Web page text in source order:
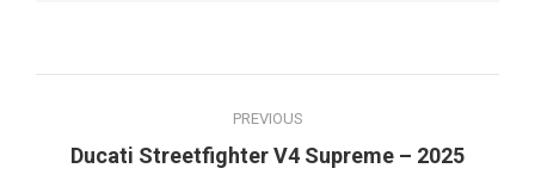
navigation
PREVIOUS
Previous
Ducati Streetfighter V4 Supreme – 2025